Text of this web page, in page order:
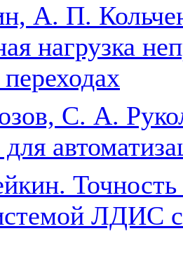
А. П.
нагрузка
С. А.
Точность
ЛДИС